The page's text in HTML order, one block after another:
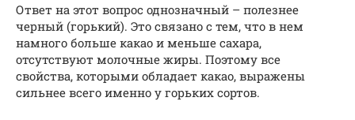
Ответ на этот вопрос однозначный – полезнее
черный (горький). Это связано с тем, что в нем
намного больше какао и меньше сахара,
отсутствуют молочные жиры. Поэтому все
свойства, которыми обладает какао, выражены
сильнее всего именно у горьких сортов.